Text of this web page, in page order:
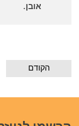
אובן.
הקודם